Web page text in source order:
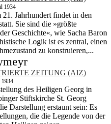
1934
Jahrhundert findet in den
Sie sind die »größte
Geschichte«, wie Sacha Baron
Logik ist es zentral, einen
zu konstruieren,...
ZEITUNG (AIZ)
des Heiligen Georg in
Stiftskirche St. Georg
Darstellung erstaunt sein: Es
die die Legende von der